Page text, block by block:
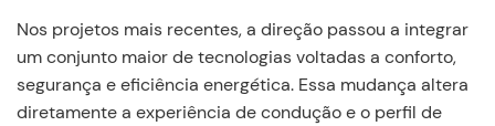
Nos projetos mais recentes, a direção passou a integrar
um conjunto maior de tecnologias voltadas a conforto,
segurança e eficiência energética. Essa mudança altera
diretamente a experiência de condução e o perfil de